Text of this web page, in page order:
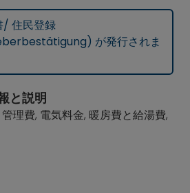
/ 住民登録
が発行されま
と説明
理費, 電気料金, 暖房費と給湯費,